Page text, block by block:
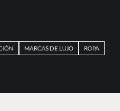
MARCAS DE LUJO ROPA